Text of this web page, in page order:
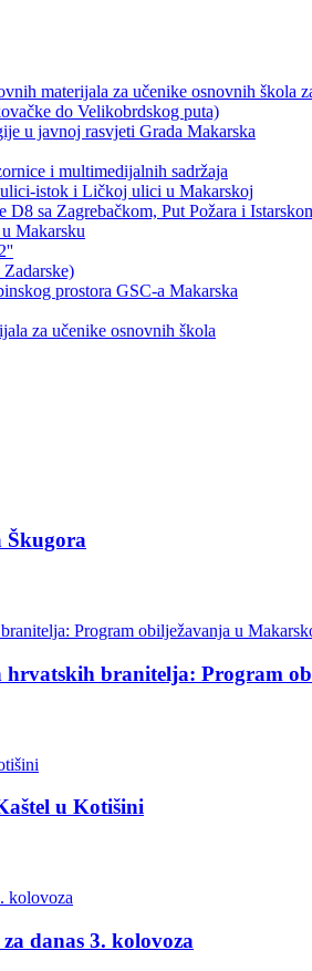
materijala za učenike osnovnih škola
do Velikobrdskog puta)
u javnoj rasvjeti Grada Makarska
i multimedijalnih sadržaja
istok i Ličkoj ulici u Makarskoj
sa Zagrebačkom, Put Požara i
Makarsku
prostora GSC-a Makarska
za učenike osnovnih škola
Škugora
hrvatskih branitelja: Program
u Kotišini
danas 3. kolovoza